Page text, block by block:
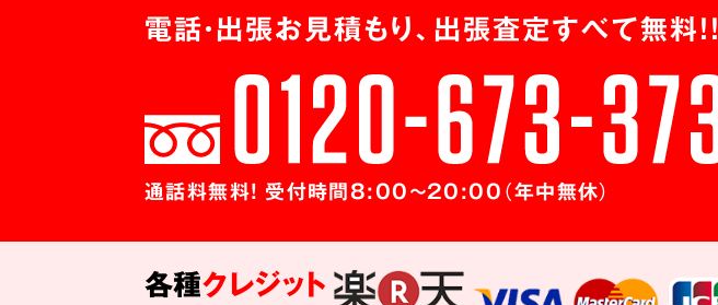
電話・出張お見積もり、出張査定すべて無料!!
通話料無料! 受付時間8:00～20:00（年中無休）
各種クレジット